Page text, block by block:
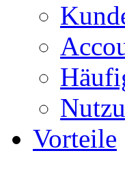
Vorteile